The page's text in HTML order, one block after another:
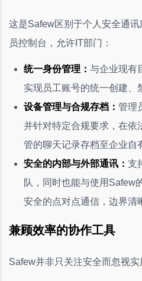
这是Safew区别于个人安全通
员控制台，允许IT部门：
统一身份管理： 与企业现有
实现员工账号的统一创建、
设备管理与合规存档： 管理
并针对特定合规要求，在依
管的聊天记录存档至企业自
安全的内部与外部通讯： 支
队，同时也能与使用Safew
安全的点对点通信，边界清
兼顾效率的协作工具
Safew并非只关注安全而忽视实